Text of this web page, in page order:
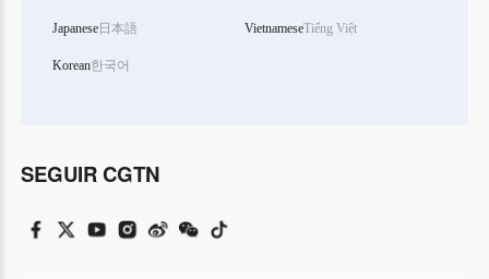
Japanese日本語
Korean한국어
VietnameseTiếng Việt
SEGUIR CGTN